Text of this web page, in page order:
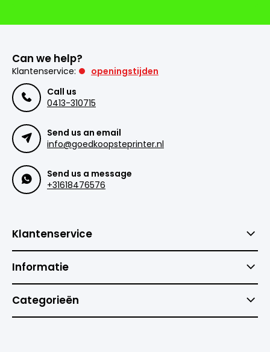
Can we help?
Klantenservice:
openingstijden
Call us
0413-310715
Send us an email
info@goedkoopsteprinter.nl
Send us a message
+31618476576
Klantenservice
Informatie
Categorieën